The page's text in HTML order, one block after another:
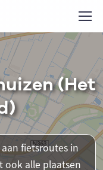
(Het
fietsroutes in
ook alle plaatsen